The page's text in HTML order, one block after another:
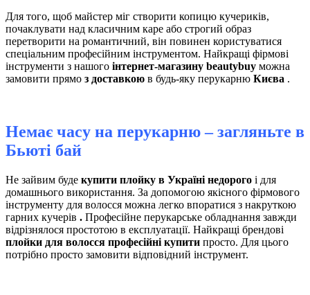
Для того, щоб майстер міг створити копицю кучериків,
почаклувати над класичним каре або строгий образ
перетворити на романтичний, він повинен користуватися
спеціальним професійним інструментом. Найкращі фірмові
інструменти з нашого інтернет-магазину beautybuy можна
замовити прямо з доставкою в будь-яку перукарню Києва .
Немає часу на перукарню – загляньте в
Бьюті бай
Не зайвим буде купити плойку в Україні недорого і для
домашнього використання. За допомогою якісного фірмового
інструменту для волосся можна легко впоратися з накруткою
гарних кучерів . Професійне перукарське обладнання завжди
відрізнялося простотою в експлуатації. Найкращі брендові
плойки для волосся професійні купити просто. Для цього
потрібно просто замовити відповідний інструмент.